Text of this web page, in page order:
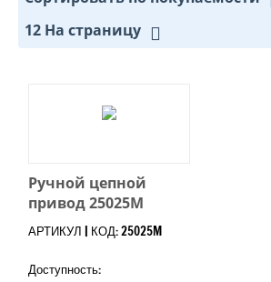
12 На страницу
Ручной цепной
привод 25025M
АРТИКУЛ | КОД: 25025M
Доступность: